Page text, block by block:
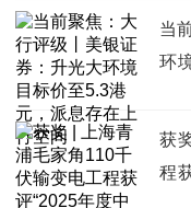
当
环
获
程